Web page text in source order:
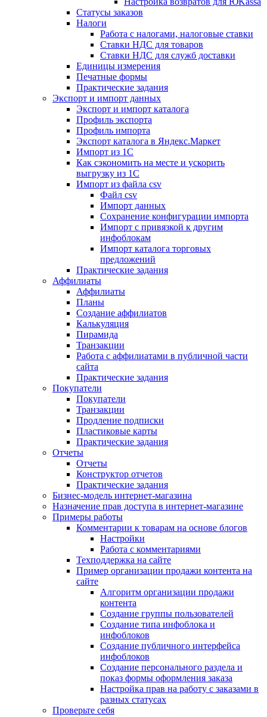
Статусы заказов
Налоги
Работа с налогами, налоговые ставки
Ставки НДС для товаров
Ставки НДС для служб доставки
Единицы измерения
Печатные формы
Практические задания
Экспорт и импорт данных
Экспорт и импорт каталога
Профиль экспорта
Профиль импорта
Экспорт каталога в Яндекс.Маркет
Импорт из 1С
Как сэкономить на месте и ускорить
выгрузку из 1С
Импорт из файла csv
Файл csv
Импорт данных
Сохранение конфигурации импорта
Импорт с привязкой к другим
инфоблокам
Импорт каталога торговых
предложений
Практические задания
Аффилиаты
Аффилиаты
Планы
Создание аффилиатов
Калькуляция
Пирамида
Транзакции
Работа с аффилиатами в публичной части
сайта
Практические задания
Покупатели
Покупатели
Транзакции
Продление подписки
Пластиковые карты
Практические задания
Отчеты
Отчеты
Конструктор отчетов
Практические задания
Бизнес-модель интернет-магазина
Назначение прав доступа в интернет-магазине
Примеры работы
Комментарии к товарам на основе блогов
Настройки
Работа с комментариями
Техподдержка на сайте
Пример организации продажи контента на
сайте
Алгоритм организации продажи
контента
Создание группы пользователей
Создание типа инфоблока и
инфоблоков
Создание публичного интерфейса
инфоблоков
Создание персонального раздела и
показ формы оформления заказа
Настройка прав на работу с заказами в
разных статусах
Проверьте себя